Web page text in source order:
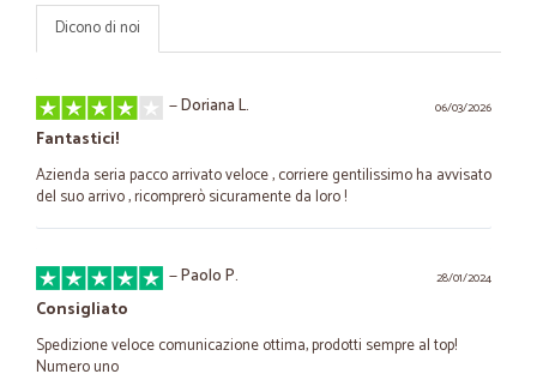
Dicono di noi
06/03/2026
—Doriana L.
Fantastici!
Azienda seria pacco arrivato veloce , corriere gentilissimo ha avvisato
del suo arrivo , ricomprerò sicuramente da loro !
28/01/2024
—Paolo P.
Consigliato
Spedizione veloce comunicazione ottima, prodotti sempre al top!
Numero uno